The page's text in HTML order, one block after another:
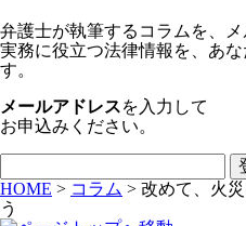
弁護士が執筆するコラムを、メ
実務に役立つ法律情報を、あ
す。
メールアドレスを入力して
お申込みください。
HOME > コラム > 改めて、火
う